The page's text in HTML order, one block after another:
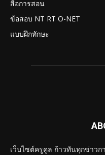
สื่อการสอน
ข้อสอบ NT RT O-NET
แบบฝึกทักษะ
เว็บไซต์ครูคูล ก้าวทันทุกข่าวก